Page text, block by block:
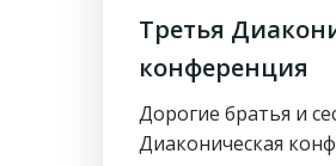
Третья
конференция
Дорогие братья и
Диаконическая